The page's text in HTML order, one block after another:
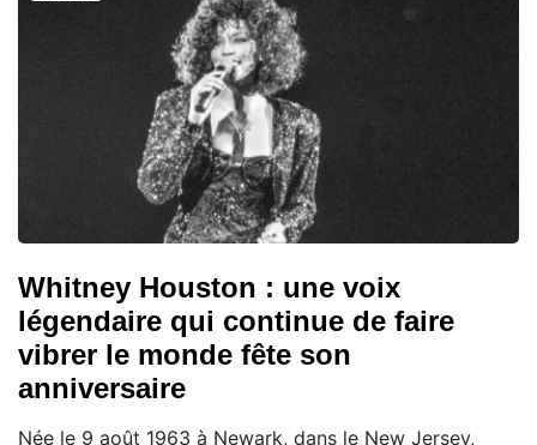
Whitney Houston : une voix
légendaire qui continue de faire
vibrer le monde fête son
anniversaire
Née le 9 août 1963 à Newark, dans le New Jersey,